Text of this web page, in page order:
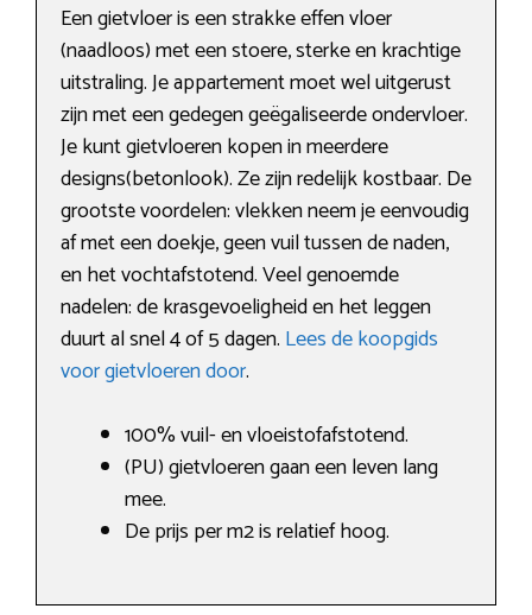
Een gietvloer is een strakke effen vloer
(naadloos) met een stoere, sterke en krachtige
uitstraling. Je appartement moet wel uitgerust
zijn met een gedegen geëgaliseerde ondervloer.
Je kunt gietvloeren kopen in meerdere
designs(betonlook). Ze zijn redelijk kostbaar. De
grootste voordelen: vlekken neem je eenvoudig
af met een doekje, geen vuil tussen de naden,
en het vochtafstotend. Veel genoemde
nadelen: de krasgevoeligheid en het leggen
duurt al snel 4 of 5 dagen. Lees de koopgids
voor gietvloeren door.
100% vuil- en vloeistofafstotend.
(PU) gietvloeren gaan een leven lang
mee.
De prijs per m2 is relatief hoog.